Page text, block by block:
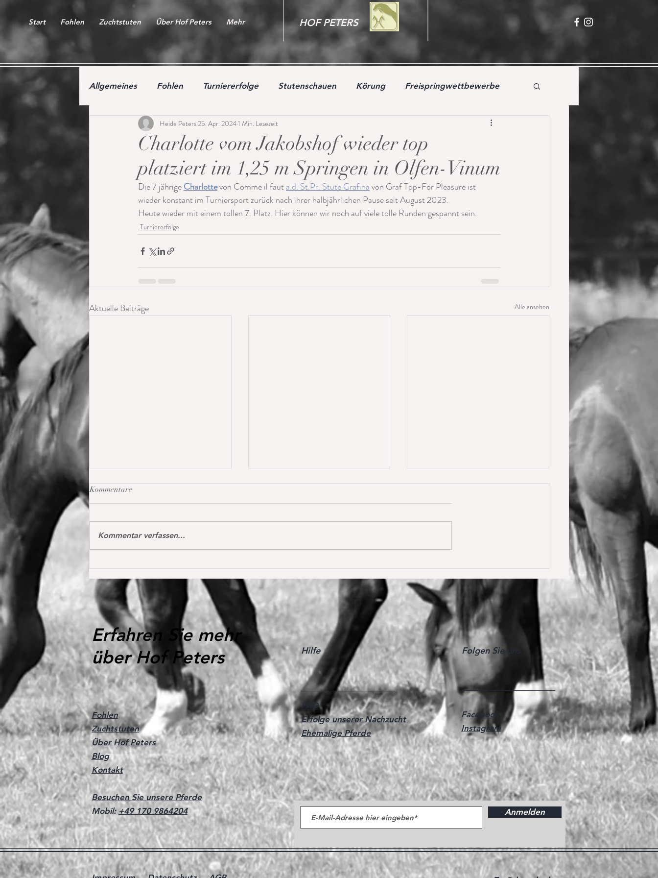
Start Fohlen Zuchtstuten Über Hof Peters Mehr HOF PETERS
Allgemeines Fohlen Turniererfolge Stutenschauen Körung Freispringwettbewerbe
Auktion Youngster
Charlotte vom Jakobshof wieder top
platziert im 1,25 m Springen in Olfen-Vinum
Heide Peters 25. Apr. 20241 Min. Lesezeit
Die 7 jährige Charlotte von Comme il faut a.d. St.Pr. Stute Grafina von Graf Top-For Pleasure ist
wieder konstant im Turniersport zurück nach ihrer halbjährlichen Pause seit August 2023.
Heute wieder mit einem tollen 7. Platz. Hier können wir noch auf viele tolle Runden gespannt sein.
Turniererfolge
Aktuelle Beiträge Alle ansehen
1,40 m in der Youngster Tour
platziert 🔝
De Wolden gegen 66 Starter 🥇
🥳
Kommentare
Kommentar verfassen...
Erfahren Sie mehr
über Hof Peters
Fohlen
Zuchtstuten
Über Hof Peters
Blog
Kontakt
Besuchen Sie unsere Pferde
Mobil:+49 170 9864204
Hilfe
FAQ
Erfolge unserer Nachzucht
Ehemalige Pferde
Folgen Sie uns
Facebook
Instagram
Anmelden